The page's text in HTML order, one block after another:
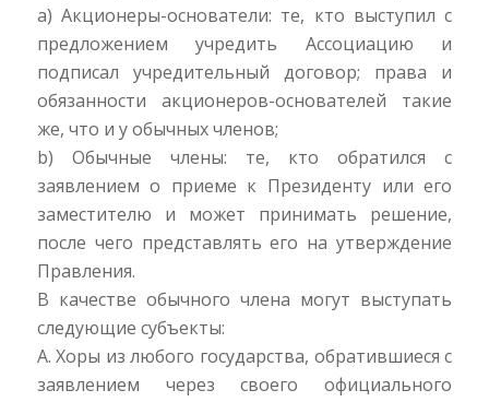
a) Акционеры-основатели: те, кто выступил с
предложением учредить Ассоциацию и
подписал учредительный договор; права и
обязанности акционеров-основателей такие
же, что и у обычных членов;
b) Обычные члены: те, кто обратился с
заявлением о приеме к Президенту или его
заместителю и может принимать решение,
после чего представлять его на утверждение
Правления.
В качестве обычного члена могут выступать
следующие субъекты:
A. Хоры из любого государства, обратившиеся с
заявлением через своего официального